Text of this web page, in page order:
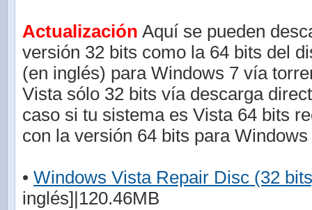
Actualización Aquí se pueden
versión 32 bits como la 64 bits del
(en inglés) para Windows 7 vía
Vista sólo 32 bits vía descarga
caso si tu sistema es Vista 64 bits
con la versión 64 bits para Windows
• Windows Vista Repair Disc (32
inglés]|120.46MB